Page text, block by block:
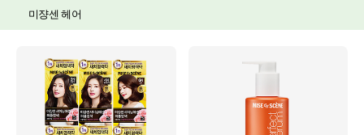
미쟝센 헤어